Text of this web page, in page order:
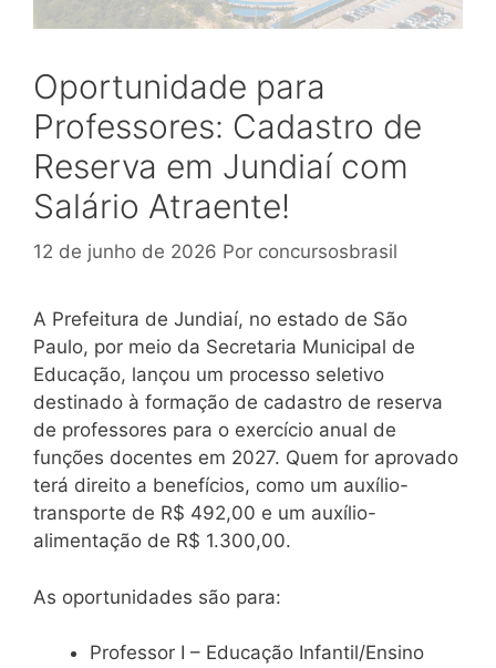
Oportunidade para
Professores: Cadastro de
Reserva em Jundiaí com
Salário Atraente!
12 de junho de 2026 Por concursosbrasil
A Prefeitura de Jundiaí, no estado de São
Paulo, por meio da Secretaria Municipal de
Educação, lançou um processo seletivo
destinado à formação de cadastro de reserva
de professores para o exercício anual de
funções docentes em 2027. Quem for aprovado
terá direito a benefícios, como um auxílio-
transporte de R$ 492,00 e um auxílio-
alimentação de R$ 1.300,00.
As oportunidades são para:
Professor I – Educação Infantil/Ensino